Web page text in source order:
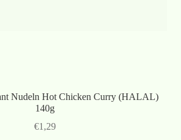
Nudeln Hot Chicken Curry (HALAL)
140g
€1,29